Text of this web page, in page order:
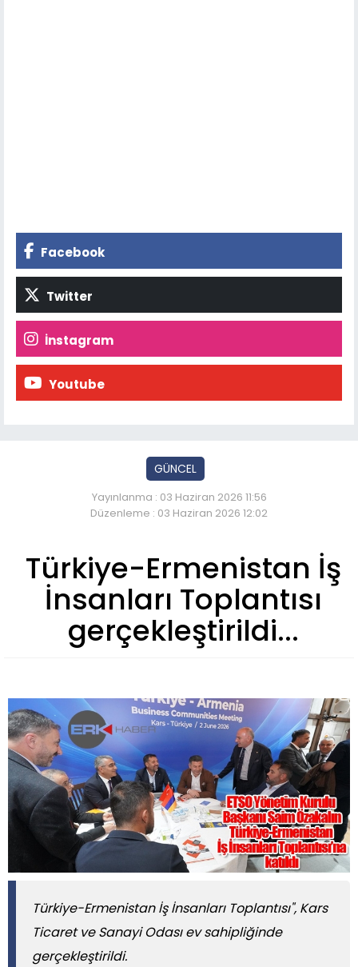
Facebook
Twitter
İnstagram
Youtube
GÜNCEL
Yayınlanma : 03 Haziran 2026 11:56
Düzenleme : 03 Haziran 2026 12:02
Türkiye-Ermenistan İş
İnsanları Toplantısı
gerçekleştirildi...
Türkiye-Ermenistan İş İnsanları Toplantısı", Kars
Ticaret ve Sanayi Odası ev sahipliğinde
gerçekleştirildi.